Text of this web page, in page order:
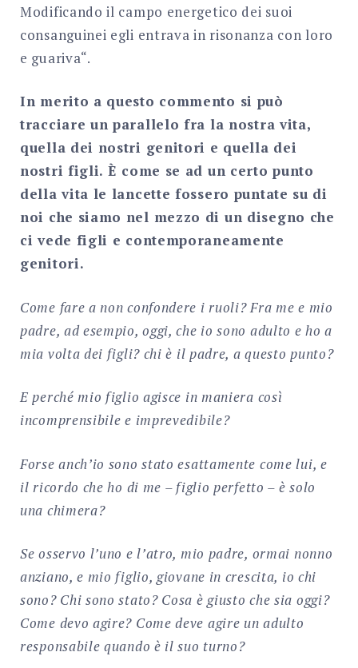
Modificando il campo energetico dei suoi
consanguinei egli entrava in risonanza con loro
e guariva“.
In merito a questo commento si può
tracciare un parallelo fra la nostra vita,
quella dei nostri genitori e quella dei
nostri figli. È come se ad un certo punto
della vita le lancette fossero puntate su di
noi che siamo nel mezzo di un disegno che
ci vede figli e contemporaneamente
genitori.
Come fare a non confondere i ruoli? Fra me e mio
padre, ad esempio, oggi, che io sono adulto e ho a
mia volta dei figli? chi è il padre, a questo punto?
E perché mio figlio agisce in maniera così
incomprensibile e imprevedibile?
Forse anch’io sono stato esattamente come lui, e
il ricordo che ho di me – figlio perfetto – è solo
una chimera?
Se osservo l’uno e l’atro, mio padre, ormai nonno
anziano, e mio figlio, giovane in crescita, io chi
sono? Chi sono stato? Cosa è giusto che sia oggi?
Come devo agire? Come deve agire un adulto
responsabile quando è il suo turno?